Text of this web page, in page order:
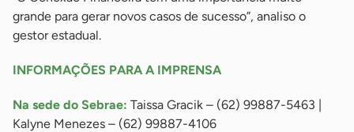
grande para gerar novos casos de sucesso”, analiso o
gestor estadual.
INFORMAÇÕES PARA A IMPRENSA
Na sede do Sebrae: Taissa Gracik – (62) 99887-5463 |
Kalyne Menezes – (62) 99887-4106